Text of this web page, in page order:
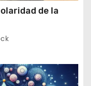
de la